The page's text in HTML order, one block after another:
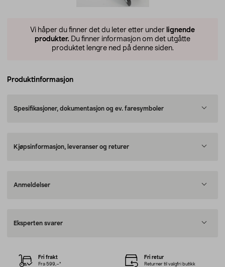
Vi håper du finner det du leter etter under lignende
produkter. Du finner informasjon om det utgåtte
produktet lengre ned på denne siden.
Produktinformasjon
Spesifikasjoner, dokumentasjon og ev. faresymboler
Kjøpsinformasjon, leveranser og returer
Anmeldelser
Eksperten svarer
Fri frakt
Fra 599,–*
Fri retur
Returner til valgfri butikk